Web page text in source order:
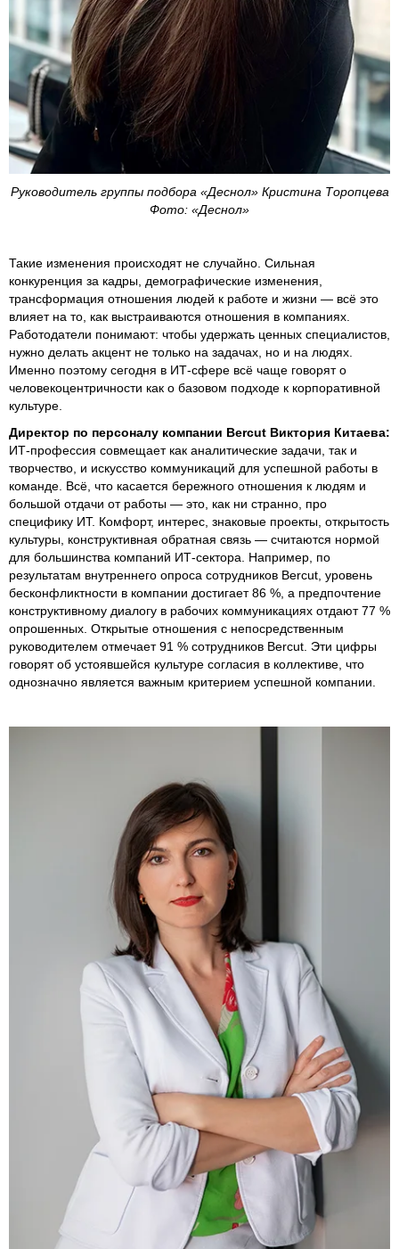
Руководитель группы подбора «Деснол» Кристина Торопцева
Фото: «Деснол»
Такие изменения происходят не случайно. Сильная
конкуренция за кадры, демографические изменения,
трансформация отношения людей к работе и жизни — всё это
влияет на то, как выстраиваются отношения в компаниях.
Работодатели понимают: чтобы удержать ценных специалистов,
нужно делать акцент не только на задачах, но и на людях.
Именно поэтому сегодня в ИТ-сфере всё чаще говорят о
человекоцентричности как о базовом подходе к корпоративной
культуре.
Директор по персоналу компании Bercut Виктория Китаева:
ИТ-профессия совмещает как аналитические задачи, так и
творчество, и искусство коммуникаций для успешной работы в
команде. Всё, что касается бережного отношения к людям и
большой отдачи от работы — это, как ни странно, про
специфику ИТ. Комфорт, интерес, знаковые проекты, открытость
культуры, конструктивная обратная связь — считаются нормой
для большинства компаний ИТ-сектора. Например, по
результатам внутреннего опроса сотрудников Bercut, уровень
бесконфликтности в компании достигает 86 %, а предпочтение
конструктивному диалогу в рабочих коммуникациях отдают 77 %
опрошенных. Открытые отношения с непосредственным
руководителем отмечает 91 % сотрудников Bercut. Эти цифры
говорят об устоявшейся культуре согласия в коллективе, что
однозначно является важным критерием успешной компании.